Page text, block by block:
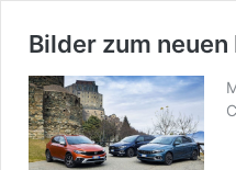
Bilder zum